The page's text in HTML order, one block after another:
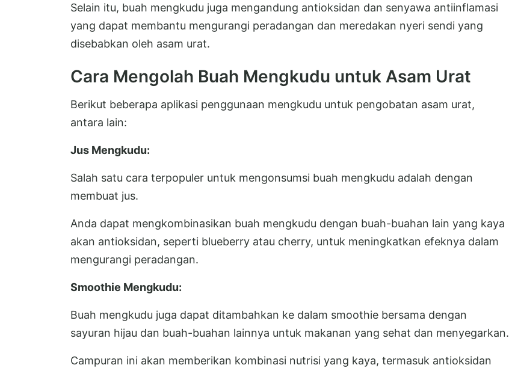
Selain itu, buah mengkudu juga mengandung antioksidan dan senyawa antiinflamasi
yang dapat membantu mengurangi peradangan dan meredakan nyeri sendi yang
disebabkan oleh asam urat.
Cara Mengolah Buah Mengkudu untuk Asam Urat
Berikut beberapa aplikasi penggunaan mengkudu untuk pengobatan asam urat,
antara lain:
Jus Mengkudu:
Salah satu cara terpopuler untuk mengonsumsi buah mengkudu adalah dengan
membuat jus.
Anda dapat mengkombinasikan buah mengkudu dengan buah-buahan lain yang kaya
akan antioksidan, seperti blueberry atau cherry, untuk meningkatkan efeknya dalam
mengurangi peradangan.
Smoothie Mengkudu:
Buah mengkudu juga dapat ditambahkan ke dalam smoothie bersama dengan
sayuran hijau dan buah-buahan lainnya untuk makanan yang sehat dan menyegarkan.
Campuran ini akan memberikan kombinasi nutrisi yang kaya, termasuk antioksidan